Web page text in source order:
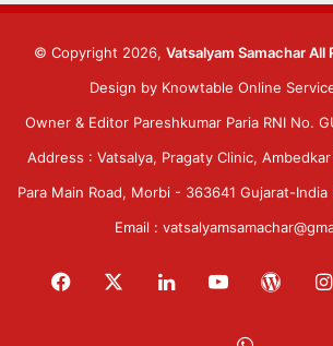
© Copyright 2026, Vatsalyam Samachar All
Design by Knowtable Online
Owner & Editor Pareshkumar Paria RNI No.
Address : Vatsalya, Pragaty Clinic,
Para Main Road, Morbi - 363641 Gujarat-
Email :
Facebook LinkedInYouTube